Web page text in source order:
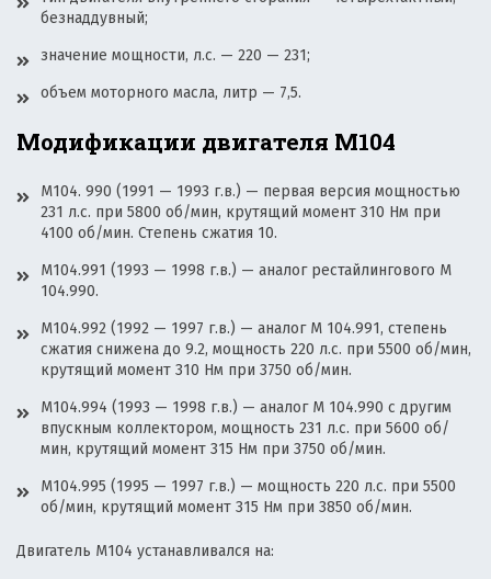
безнаддувный;
значение мощности, л.с. — 220 — 231;
объем моторного масла, литр — 7,5.
Модификации двигателя М104
M104. 990 (1991 — 1993 г.в.) — первая версия мощностью
231 л.с. при 5800 об/мин, крутящий момент 310 Нм при
4100 об/мин. Степень сжатия 10.
M104.991 (1993 — 1998 г.в.) — аналог рестайлингового М
104.990.
M104.992 (1992 — 1997 г.в.) — аналог М 104.991, степень
сжатия снижена до 9.2, мощность 220 л.с. при 5500 об/мин,
крутящий момент 310 Нм при 3750 об/мин.
M104.994 (1993 — 1998 г.в.) — аналог М 104.990 с другим
впускным коллектором, мощность 231 л.с. при 5600 об/
мин, крутящий момент 315 Нм при 3750 об/мин.
M104.995 (1995 — 1997 г.в.) — мощность 220 л.с. при 5500
об/мин, крутящий момент 315 Нм при 3850 об/мин.
Двигатель М104 устанавливался на: